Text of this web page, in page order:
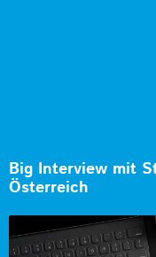
Big Interview mit
Österreich